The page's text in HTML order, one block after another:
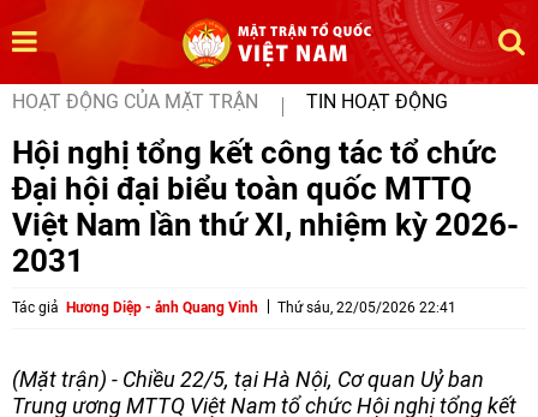
HOẠT ĐỘNG CỦA MẶT TRẬN TIN HOẠT ĐỘNG
Hội nghị tổng kết công tác tổ chức
Đại hội đại biểu toàn quốc MTTQ
Việt Nam lần thứ XI, nhiệm kỳ 2026-
2031
Tác giả Hương Diệp - ảnh Quang Vinh Thứ sáu, 22/05/2026 22:41
(Mặt trận) - Chiều 22/5, tại Hà Nội, Cơ quan Uỷ ban
Trung ương MTTQ Việt Nam tổ chức Hội nghị tổng kết